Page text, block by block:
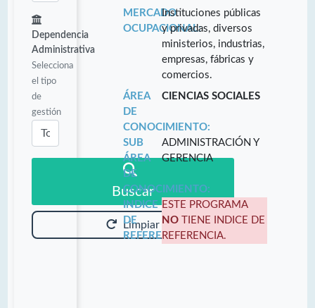
Dependencia
Administrativa
Selecciona
el tipo
de
gestión
Buscar
Limpiar
MERCADO
OCUPACIONAL:
Instituciones públicas
y privadas, diversos
ministerios, industrias,
empresas, fábricas y
comercios.
ÁREA
DE
CONOCIMIENTO:
CIENCIAS SOCIALES
SUB
ÁREA
DE
CONOCIMIENTO:
ADMINISTRACIÓN Y
GERENCIA
INDICE
DE
REFERENCIA:
ESTE PROGRAMA
NO TIENE INDICE DE
REFERENCIA.